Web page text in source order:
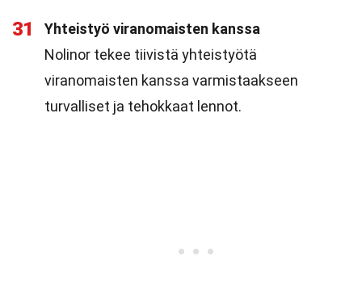
31
Yhteistyö viranomaisten kanssa
Nolinor tekee tiivistä yhteistyötä
viranomaisten kanssa varmistaakseen
turvalliset ja tehokkaat lennot.